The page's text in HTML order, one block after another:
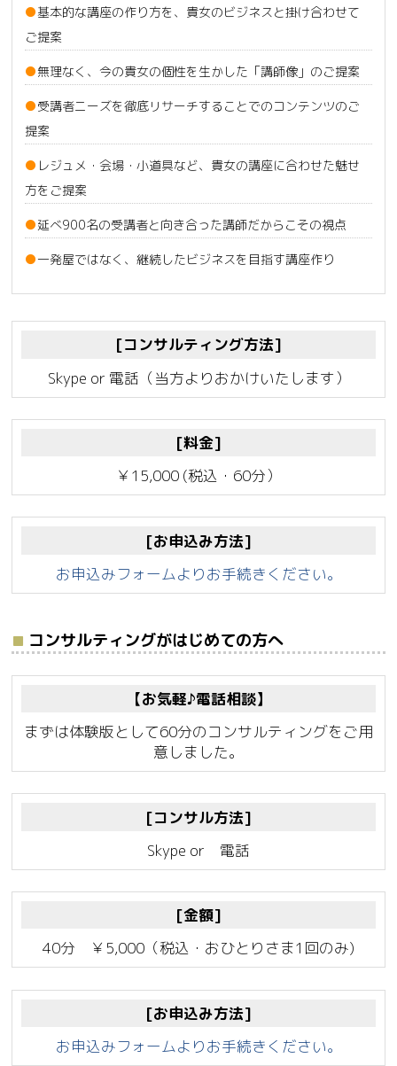
基本的な講座の作り方を、貴女のビジネスと掛け合わせて
ご提案
無理なく、今の貴女の個性を生かした「講師像」のご提案
受講者ニーズを徹底リサーチすることでのコンテンツのご
提案
レジュメ・会場・小道具など、貴女の講座に合わせた魅せ
方をご提案
延べ900名の受講者と向き合った講師だからこその視点
一発屋ではなく、継続したビジネスを目指す講座作り
[コンサルティング方法]
Skype or 電話（当方よりおかけいたします）
[料金]
￥15,000 (税込・60分）
[お申込み方法]
お申込みフォームよりお手続きください。
コンサルティングがはじめての方へ
【お気軽♪電話相談】
まずは体験版として60分のコンサルティングをご用
意しました。
[コンサル方法]
Skype or 電話
[金額]
40分 ￥5,000（税込・おひとりさま1回のみ)
[お申込み方法]
お申込みフォームよりお手続きください。